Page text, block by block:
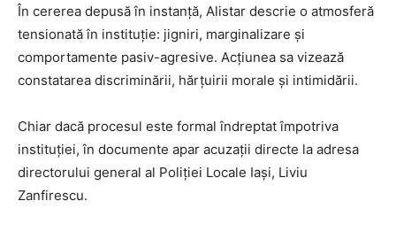
În cererea depusă în instanță, Alistar descrie o atmosferă
tensionată în instituție: jigniri, marginalizare și
comportamente pasiv-agresive. Acțiunea sa vizează
constatarea discriminării, hărțuirii morale și intimidării.
Chiar dacă procesul este formal îndreptat împotriva
instituției, în documente apar acuzații directe la adresa
directorului general al Poliției Locale Iași, Liviu
Zanfirescu.